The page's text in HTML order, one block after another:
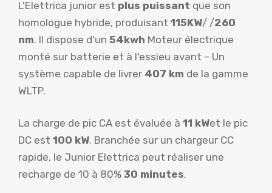
L'Elettrica junior est plus puissant que son
homologue hybride, produisant 115KW/ /260
nm. Il dispose d'un 54kwh Moteur électrique
monté sur batterie et à l'essieu avant – Un
système capable de livrer 407 km de la gamme
WLTP.
La charge de pic CA est évaluée à 11 kWet le pic
DC est 100 kW. Branchée sur un chargeur CC
rapide, le Junior Elettrica peut réaliser une
recharge de 10 à 80% 30 minutes.